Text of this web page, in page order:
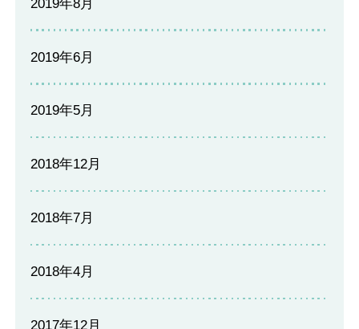
2019年8月
2019年6月
2019年5月
2018年12月
2018年7月
2018年4月
2017年12月